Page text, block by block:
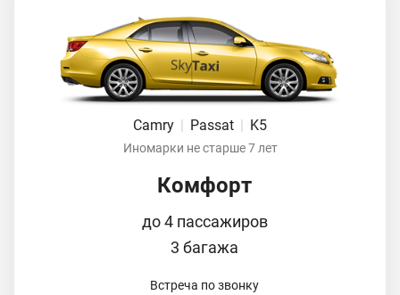
Camry Passat K5
Иномарки не старше 7 лет
Комфорт
до 4 пассажиров
3 багажа
Встреча по звонку